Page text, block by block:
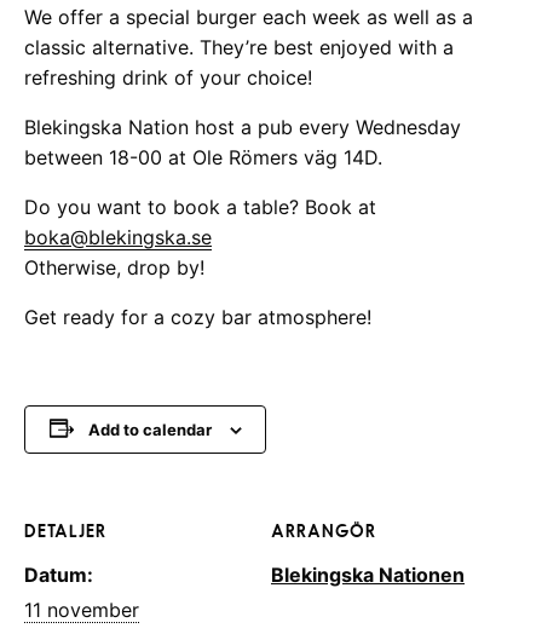
We offer a special burger each week as well as a
classic alternative. They’re best enjoyed with a
refreshing drink of your choice!
Blekingska Nation host a pub every Wednesday
between 18-00 at Ole Römers väg 14D.
Do you want to book a table? Book at
boka@blekingska.se
Otherwise, drop by!
Get ready for a cozy bar atmosphere!
Add to calendar
DETALJER
Datum:
11 november
ARRANGÖR
Blekingska Nationen